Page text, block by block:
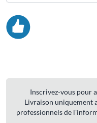
Inscrivez-vous pour
Livraison uniquement
professionnels de